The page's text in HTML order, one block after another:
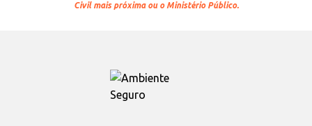
Civil mais próxima ou o Ministério Público.